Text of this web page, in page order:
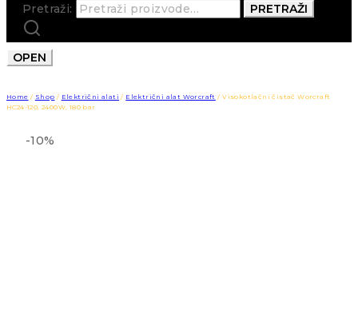
Pretraži: PRETRAŽI
OPEN
Home / Shop / Električni alati / Električni alat Worcraft / Visokotlačni čistač Worcraft
HC24-120, 2400W, 180 bar
-10%